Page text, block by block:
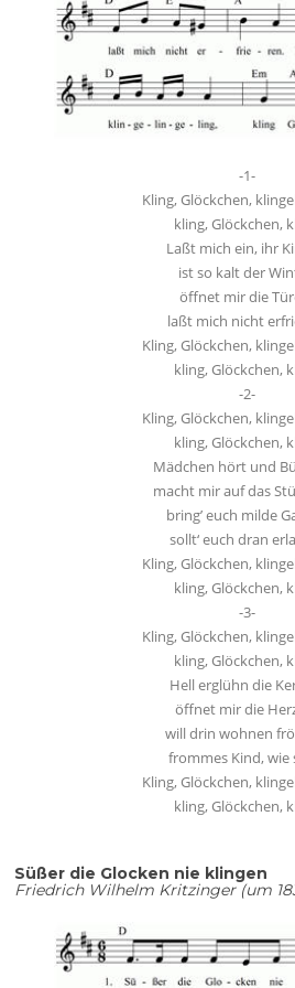
-1-
Kling, Glöckchen,
kling, Glöckchen,
Laßt mich ein, ihr
ist so kalt der
öffnet mir die
laßt mich nicht
Kling, Glöckchen,
kling, Glöckchen,
-2-
Kling, Glöckchen,
kling, Glöckchen,
Mädchen hört und
macht mir auf das
bring’ euch milde
sollt‘ euch dran
Kling, Glöckchen,
kling, Glöckchen,
-3-
Kling, Glöckchen,
kling, Glöckchen,
Hell erglühn die
öffnet mir die
will drin wohnen
frommes Kind, wie
Kling, Glöckchen,
kling, Glöckchen,
Süßer die Glocken nie klingen
Friedrich Wilhelm Kritzinger (um